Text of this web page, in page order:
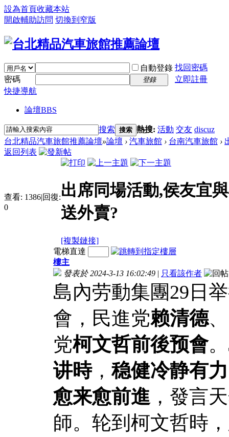
設為首頁收藏本站
開啟輔助訪問 切換到窄版
自動登錄 找回密碼
密碼
登錄
立即註冊
快捷導航
論壇BBS
搜索 搜索 熱搜: 活動 交友 discuz
台北精品汽車旅館推薦論壇»論壇 › 汽車旅館 › 台南汽車旅館 ›
返回列表
查看: 1386|回復:
0
出席同場活動,侯友宜
送外賣?
[複製鏈接]
電梯直達
樓主
發表於 2024-3-13 16:02:49 | 只看該作者
島內劳動集團29日
會，民進党赖清德
党柯文哲前後预會
讲時，稳健冷静有力
愈来愈前進 ，發言
師。轮到柯文哲時